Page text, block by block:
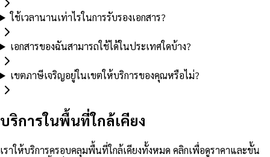
ใช้เวลานานเท่าไรในการรับรองเอกสาร?
เอกสารของฉันสามารถใช้ได้ในประเทศใดบ้าง?
เขตภาษีเจริญอยู่ในเขตให้บริการของคุณหรือไม่?
บริการในพื้นที่ใกล้เคียง
เราให้บริการครอบคลุมพื้นที่ใกล้เคียงทั้งหมด คลิกเพื่อดูราคาและขั้น